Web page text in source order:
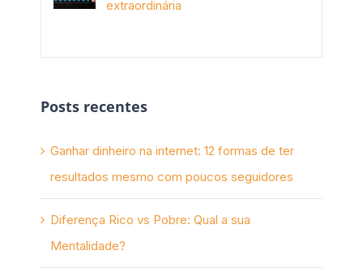
extraordinária
Posts recentes
Ganhar dinheiro na internet: 12 formas de ter
resultados mesmo com poucos seguidores
Diferença Rico vs Pobre: Qual a sua
Mentalidade?